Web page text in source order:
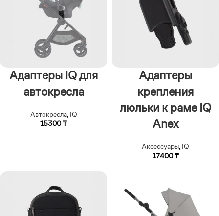
Адаптеры IQ для
автокресла
Автокресла, IQ
15300₸
Адаптеры
крепления
люльки к раме IQ
Anex
Аксессуары, IQ
17400₸